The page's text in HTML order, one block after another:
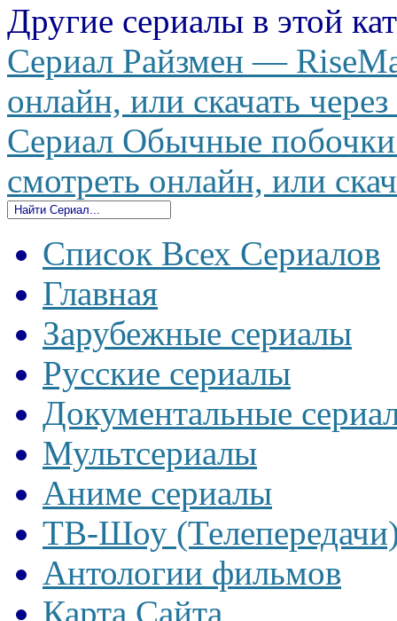
Другие сериалы в этой
Сериал Райзмен —
онлайн, или скачать
Сериал Обычные
смотреть онлайн, или
Список Всех Сериалов
Главная
Зарубежные сериалы
Русские сериалы
Документальные
Мультсериалы
Аниме сериалы
ТВ-Шоу
Антологии фильмов
Карта Сайта